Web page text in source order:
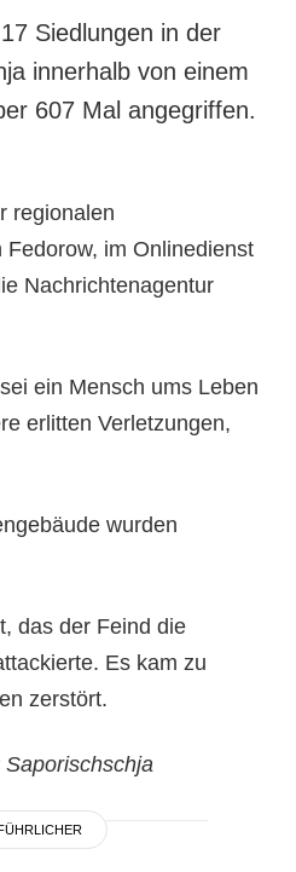
Siedlungen in der
innerhalb von einem
607 Mal angegriffen.
regionalen
im Onlinedienst
Nachrichtenagentur
ein Mensch ums Leben
erlitten Verletzungen,
wurden
das der Feind die
Es kam zu
zerstört.